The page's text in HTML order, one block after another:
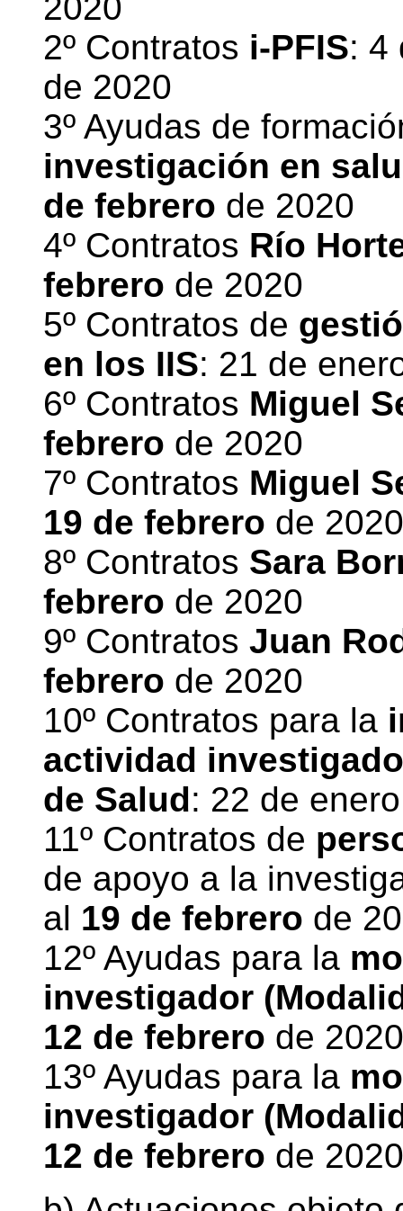
2º Contratos i-PFIS: 4
de 2020
3º Ayudas de
investigación en
de febrero de 2020
4º Contratos Río
febrero de 2020
5º Contratos de
en los IIS: 21 de
6º Contratos Miguel
febrero de 2020
7º Contratos Miguel
19 de febrero de 2020
8º Contratos Sara
febrero de 2020
9º Contratos Juan
febrero de 2020
10º Contratos para la
actividad
de Salud: 22 de
11º Contratos de
de apoyo a la
al 19 de febrero de
12º Ayudas para la
investigador
12 de febrero de 2020
13º Ayudas para la
investigador
12 de febrero de 2020